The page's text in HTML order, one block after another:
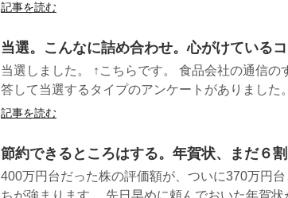
記事を読む
当選。こんなに詰め合わせ。心がけているコ
当選しました。 ↑こちらです。 食品会社の通信の
答して当選するタイプのアンケートがありました
記事を読む
節約できるところはする。年賀状、まだ６割
400万円台だった株の評価額が、ついに370万円